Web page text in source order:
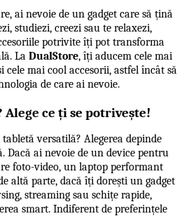
ai nevoie de un gadget care să țină
studiezi, creezi sau te relaxezi,
potrivite îți pot transforma
La DualStore, îți aducem cele mai
cele mai cool accesorii, astfel încât să
de care ai nevoie.
Alege ce ți se potrivește!
versatilă? Alegerea depinde
Dacă ai nevoie de un device pentru
foto-video, un laptop performant
altă parte, dacă îți dorești un gadget
streaming sau schițe rapide,
smart. Indiferent de preferințele